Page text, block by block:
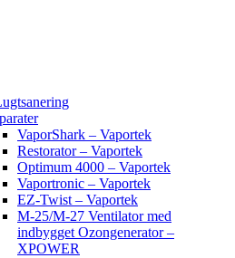
VaporShark – Vaportek
Restorator – Vaportek
Optimum 4000 – Vaportek
Vaportronic – Vaportek
EZ-Twist – Vaportek
M-25/M-27 Ventilator med
indbygget Ozongenerator –
XPOWER